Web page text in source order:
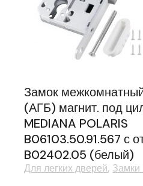
Замок
(АГБ) магнит. под
MEDIANA POLARIS
B06103.50.91.567 с
B02402.05 (белый)
Для легких дверей Замки